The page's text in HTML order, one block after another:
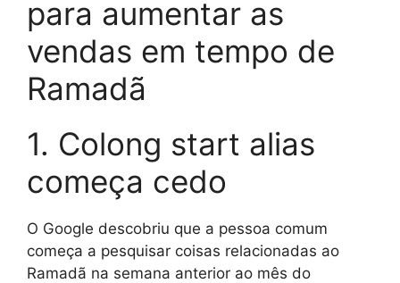
para aumentar as
vendas em tempo de
Ramadã
1. Colong start alias
começa cedo
O Google descobriu que a pessoa comum
começa a pesquisar coisas relacionadas ao
Ramadã na semana anterior ao mês do